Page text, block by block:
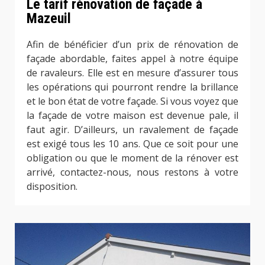
Le tarif rénovation de façade à
Mazeuil
Afin de bénéficier d’un prix de rénovation de
façade abordable, faites appel à notre équipe
de ravaleurs. Elle est en mesure d’assurer tous
les opérations qui pourront rendre la brillance
et le bon état de votre façade. Si vous voyez que
la façade de votre maison est devenue pale, il
faut agir. D’ailleurs, un ravalement de façade
est exigé tous les 10 ans. Que ce soit pour une
obligation ou que le moment de la rénover est
arrivé, contactez-nous, nous restons à votre
disposition.